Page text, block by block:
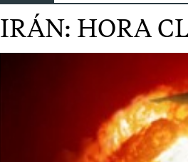
IRÁN: HORA